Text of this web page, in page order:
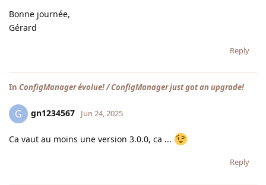
Bonne journée,
Gérard
Reply
In ConfigManager évolue! / ConfigManager just got an upgrade!
G gn1234567 Jun 24, 2025
Ca vaut au moins une version 3.0.0, ca ...
Reply